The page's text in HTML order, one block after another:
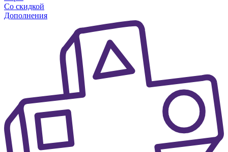
Со скидкой
Дополнения